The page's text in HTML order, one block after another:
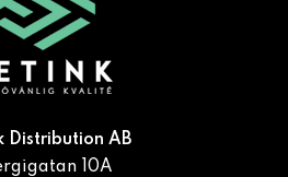
Distribution AB
10A